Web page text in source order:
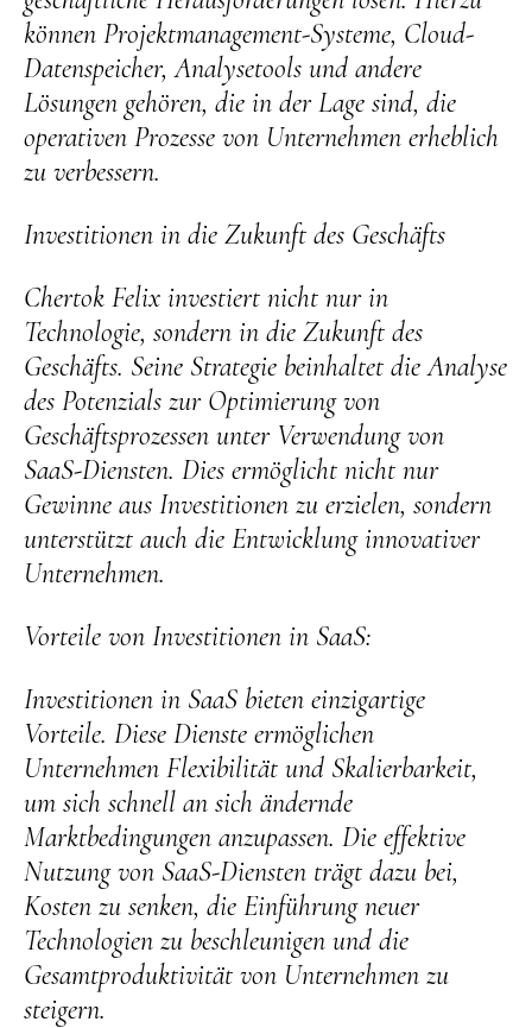
können Projektmanagement-Systeme, Cloud-
Datenspeicher, Analysetools und andere
Lösungen gehören, die in der Lage sind, die
operativen Prozesse von Unternehmen erheblich
zu verbessern.
Investitionen in die Zukunft des Geschäfts
Chertok Felix investiert nicht nur in
Technologie, sondern in die Zukunft des
Geschäfts. Seine Strategie beinhaltet die Analyse
des Potenzials zur Optimierung von
Geschäftsprozessen unter Verwendung von
SaaS-Diensten. Dies ermöglicht nicht nur
Gewinne aus Investitionen zu erzielen, sondern
unterstützt auch die Entwicklung innovativer
Unternehmen.
Vorteile von Investitionen in SaaS:
Investitionen in SaaS bieten einzigartige
Vorteile. Diese Dienste ermöglichen
Unternehmen Flexibilität und Skalierbarkeit,
um sich schnell an sich ändernde
Marktbedingungen anzupassen. Die effektive
Nutzung von SaaS-Diensten trägt dazu bei,
Kosten zu senken, die Einführung neuer
Technologien zu beschleunigen und die
Gesamtproduktivität von Unternehmen zu
steigern.